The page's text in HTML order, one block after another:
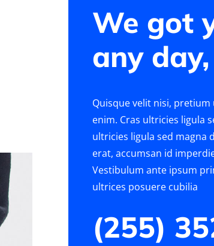
We got
any
Quisque velit nisi,
enim. Cras ultricies ligula
ultricies ligula sed magna
erat, accumsan id
Vestibulum ante ipsum
ultrices posuere cubilia
(255)